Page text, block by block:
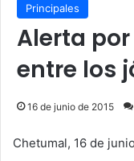
Principales
Alerta
entre los
16 de junio de 2015
Chetumal, 16 de junio